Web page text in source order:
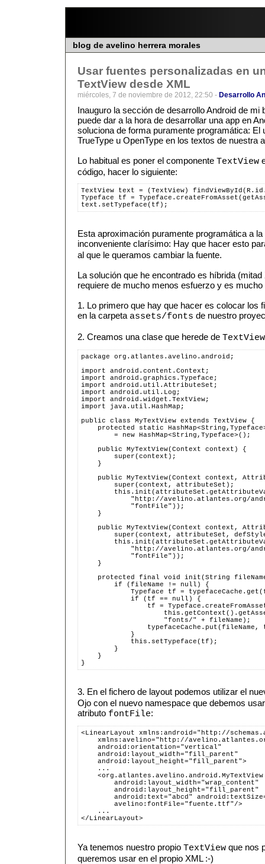
blog de avelino herrera morales
Usar fuentes personalizadas en
TextView desde XML
miércoles, 7 de noviembre de 2012, 22:50 - Desarrollo
Inauguro la sección de desarrollo Android de mi
puede dar a la hora de desarrollar una app en
soluciona de forma puramente programática: El
TrueType u OpenType en los textos de nuestra
Lo habitual es poner el componente TextView
código, hacer lo siguiente:
TextView text = (TextView)
Typeface tf =
text.setTypeface(tf);
Esta aproximación puramente programática a
inconveniente clarísimo: Hay que hacer esto
al que le queramos cambiar la fuente.
La solución que he encontrado es híbrida
requiere de mucho menos esfuerzo y es
1. Lo primero que hay que hacer es colocar los
en la carpeta assets/fonts de nuestro
2. Creamos una clase que herede de TextView
package org.atlantes.avelino.android;
import android.content.Context;
import android.graphics.Typeface;
import android.util.AttributeSet;
import android.util.Log;
import android.widget.TextView;
import java.util.HashMap;
public class MyTextView extends TextView {
protected static
        = new HashMap<String,Typeface>();
    public MyTextView(Context context) {
        super(context);
    }
public MyTextView(Context context,
        super(context, attributeSet);
"http://avelino.atlantes.org/
            "fontFile"));
    }
public MyTextView(Context context,
super(context, attributeSet,
"http://avelino.atlantes.org/
            "fontFile"));
    }
protected final void init(String
        if (fileName != null) {
Typeface tf =
            if (tf == null) {
tf =
                    "fonts/" + fileName);
typefaceCache.put(fileName,
            }
            this.setTypeface(tf);
        }
    }
}
3. En el fichero de layout podemos utilizar el
Ojo con el nuevo namespace que debemos
atributo fontFile:
<LinearLayout xmlns:android="http://
xmlns:avelino="http://
    android:orientation="vertical"
    android:layout_width="fill_parent"
    android:layout_height="fill_parent">
    ...
    <org.atlantes.avelino.android.MyTextView
        android:layout_width="wrap_content"
        android:layout_height="fill_parent"
android:text="abcd"
        avelino:fontFile="fuente.ttf"/>
    ...
</LinearLayout>
Ya tenemos nuestro propio TextView que nos
queremos usar en el propio XML :-)